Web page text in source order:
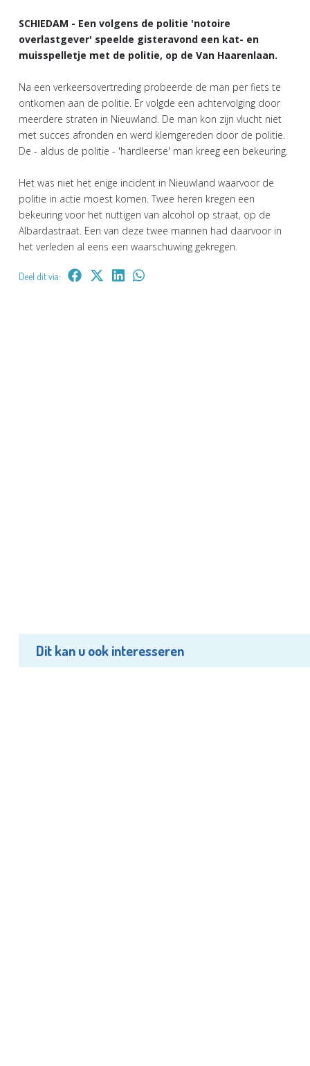
SCHIEDAM - Een volgens de politie 'notoire
overlastgever' speelde gisteravond een kat- en
muisspelletje met de politie, op de Van Haarenlaan.
Na een verkeersovertreding probeerde de man per fiets te
ontkomen aan de politie. Er volgde een achtervolging door
meerdere straten in Nieuwland. De man kon zijn vlucht niet
met succes afronden en werd klemgereden door de politie.
De - aldus de politie - 'hardleerse' man kreeg een bekeuring.
Het was niet het enige incident in Nieuwland waarvoor de
politie in actie moest komen. Twee heren kregen een
bekeuring voor het nuttigen van alcohol op straat, op de
Albardastraat. Een van deze twee mannen had daarvoor in
het verleden al eens een waarschuwing gekregen.
Deel dit via:
Dit kan u ook interesseren